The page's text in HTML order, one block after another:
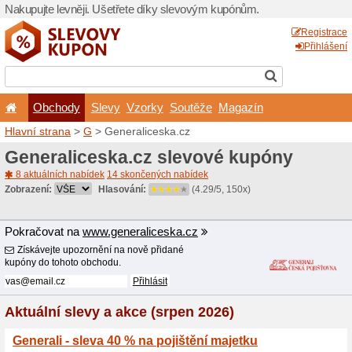
Nakupujte levněji.
Obchody Slevy
Hlavní strana> G>